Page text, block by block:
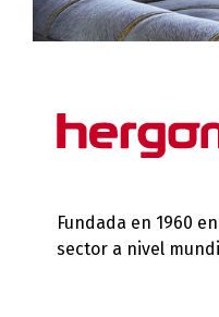
Fundada en 1960
sector a nivel